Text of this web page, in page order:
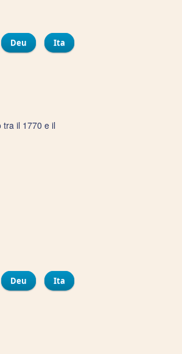
Deu Ita
tra il 1770 e il
Provinciale
Deu Ita